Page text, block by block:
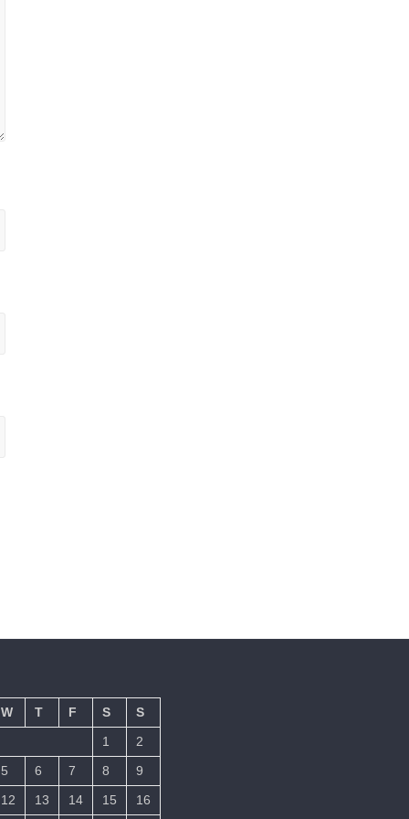
W T F S
S
1
2
5
6 7 8
9
12
13 14 15 16